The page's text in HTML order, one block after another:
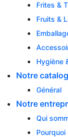
Frites &
Fruits &
Hygiène
Notre
Général
Notre
Qui